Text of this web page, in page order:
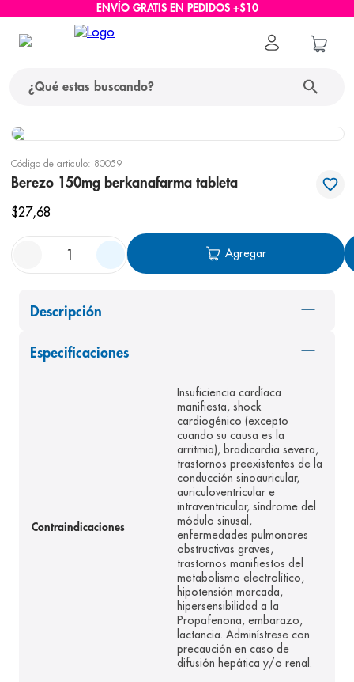
ENVÍO GRATIS EN PEDIDOS +$10
Código de artículo: 80059
Berezo 150mg berkanafarma tableta
$27,68
Agregar
Descripción
Especificaciones
Contraindicaciones
Insuficiencia cardíaca
manifiesta, shock
cardiogénico (excepto
cuando su causa es la
arritmia), bradicardia severa,
trastornos preexistentes de la
conducción sinoauricular,
auriculoventricular e
intraventricular, síndrome del
módulo sinusal,
enfermedades pulmonares
obstructivas graves,
trastornos manifiestos del
metabolismo electrolítico,
hipotensión marcada,
hipersensibilidad a la
Propafenona, embarazo,
lactancia. Adminístrese con
precaución en caso de
difusión hepática y/o renal.
términos más buscados
1. protector solar
2.
3. eucerin
cerave
6. shampoo
bioderma